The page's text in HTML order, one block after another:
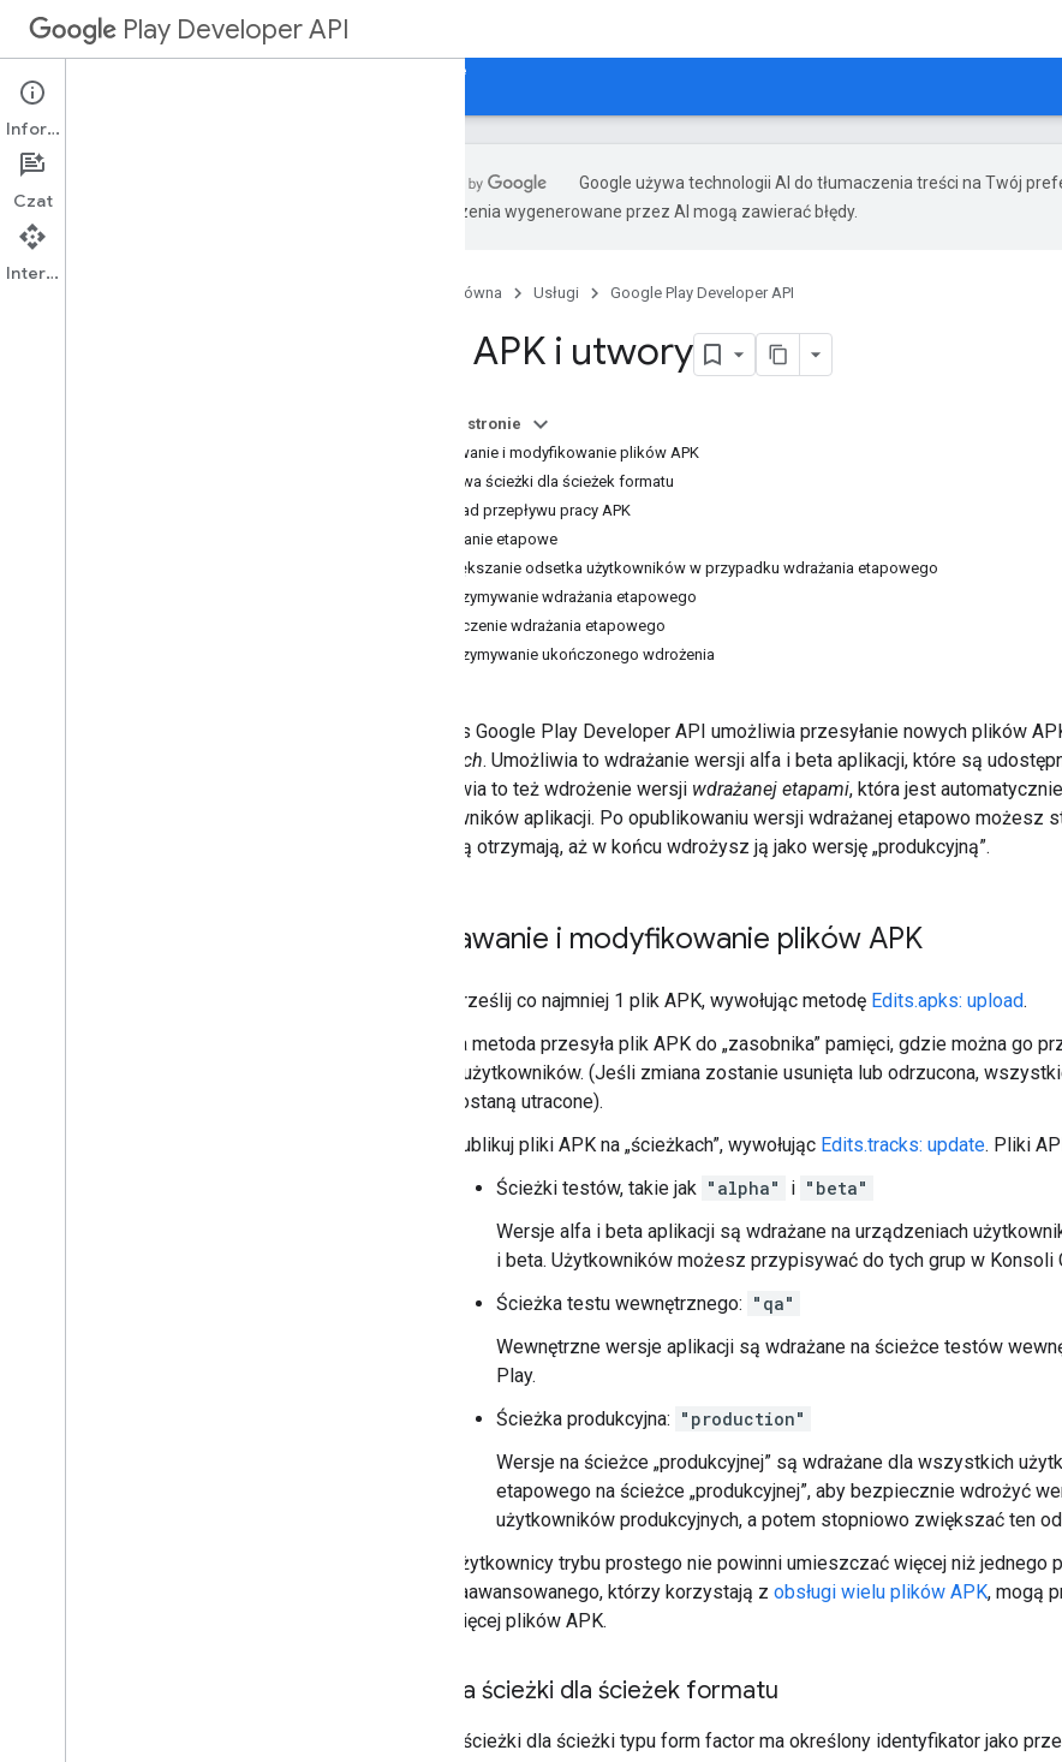
Play Developer API
Sample
Przegląd
Pierwsze kroki
Google używa technologii AI do tłumaczenia treści na Twój
Tłumaczenia wygenerowane przez AI mogą zawierać błędy.
Strona główna Usługi Google Play Developer API
Pliki APK i utwory
Na tej stronie
Dodawanie i modyfikowanie plików APK
Nazwa ścieżki dla ścieżek formatu
Przykład przepływu pracy APK
Wdrażanie etapowe
Zwiększanie odsetka użytkowników w przypadku wdrażania etapowego
Zatrzymywanie wdrażania etapowego
Kończenie wdrażania etapowego
Zatrzymywanie ukończonego wdrożenia
Interfejs Google Play Developer API umożliwia przesyłanie nowych plików
ścieżkach. Umożliwia to wdrażanie wersji alfa i beta aplikacji, które są
Umożliwia to też wdrożenie wersji wdrażanej etapami, która jest
użytkowników aplikacji. Po opublikowaniu wersji wdrażanej etapowo
którzy ją otrzymają, aż w końcu wdrożysz ją jako wersję „produkcyjną”.
Dodawanie i modyfikowanie plików APK
Prześlij co najmniej 1 plik APK, wywołując metodę Edits.apks: upload.
Ta metoda przesyła plik APK do „zasobnika” pamięci, gdzie można go
u użytkowników. (Jeśli zmiana zostanie usunięta lub odrzucona,
zostaną utracone).
Publikuj pliki APK na „ścieżkach”, wywołując Edits.tracks: update. Pliki
Ścieżki testów, takie jak "alpha" i "beta"
Wersje alfa i beta aplikacji są wdrażane na urządzeniach
i beta. Użytkowników możesz przypisywać do tych grup w Konsoli
Ścieżka testu wewnętrznego: "qa"
Wewnętrzne wersje aplikacji są wdrażane na ścieżce testów
Play.
Ścieżka produkcyjna: "production"
Wersje na ścieżce „produkcyjnej” są wdrażane dla wszystkich
etapowego na ścieżce „produkcyjnej”, aby bezpiecznie wdrożyć
użytkowników produkcyjnych, a potem stopniowo zwiększać ten
Użytkownicy trybu prostego nie powinni umieszczać więcej niż jednego
zaawansowanego, którzy korzystają z obsługi wielu plików APK, mogą
więcej plików APK.
Nazwa ścieżki dla ścieżek formatu
Nazwa ścieżki dla ścieżki typu form factor ma określony identyfikator jako
Informacje
Czat
Interfejs API